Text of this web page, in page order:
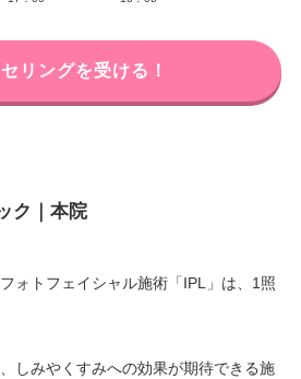
リングを受ける！
ク｜本院
ォトフェイシャル施術「IPL」は、1照
しみやくすみへの効果が期待できる施